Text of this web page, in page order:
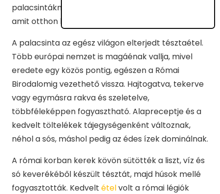
palacsintáknak van valami utánozhatatlan íze,
amit otthon lehetetlen elérni.
A palacsinta az egész világon elterjedt tésztaétel.
Több európai nemzet is magáénak vallja, mivel
eredete egy közös pontig, egészen a Római
Birodalomig vezethető vissza. Hajtogatva, tekerve
vagy egymásra rakva és szeletelve,
többféleképpen fogyasztható. Alapreceptje és a
kedvelt töltelékek tájegységenként változnak,
néhol a sós, máshol pedig az édes ízek dominálnak.
A római korban kerek kövön sütötték a liszt, víz és
só keverékéből készült tésztát, majd húsok mellé
fogyasztották. Kedvelt ételvolt a római légiók